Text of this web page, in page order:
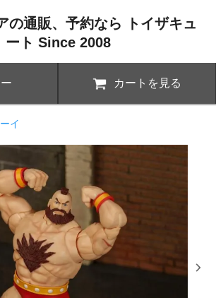
の通販、予約なら トイザキュ
ート Since 2008
カートを見る
イ